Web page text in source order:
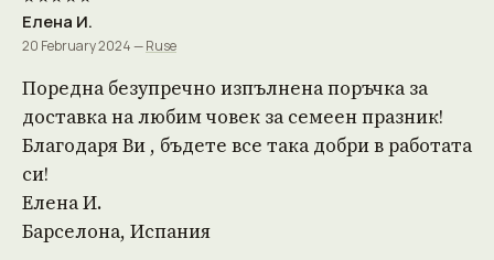
Елена И.
20 February 2024 —Ruse
Поредна безупречно изпълнена поръчка за
доставка на любим човек за семеен празник!
Благодаря Ви , бъдете все така добри в работата
си!
Елена И.
Барселона, Испания